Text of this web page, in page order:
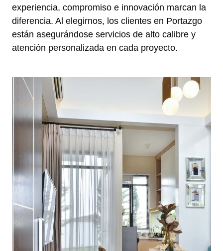
experiencia, compromiso e innovación marcan la
diferencia. Al elegirnos, los clientes en Portazgo
están asegurándose servicios de alto calibre y
atención personalizada en cada proyecto.